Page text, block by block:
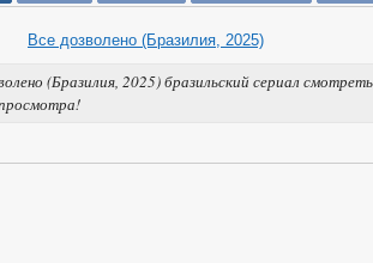
Все дозволено (Бразилия, 2025)
(Бразилия, 2025) бразильский сериал